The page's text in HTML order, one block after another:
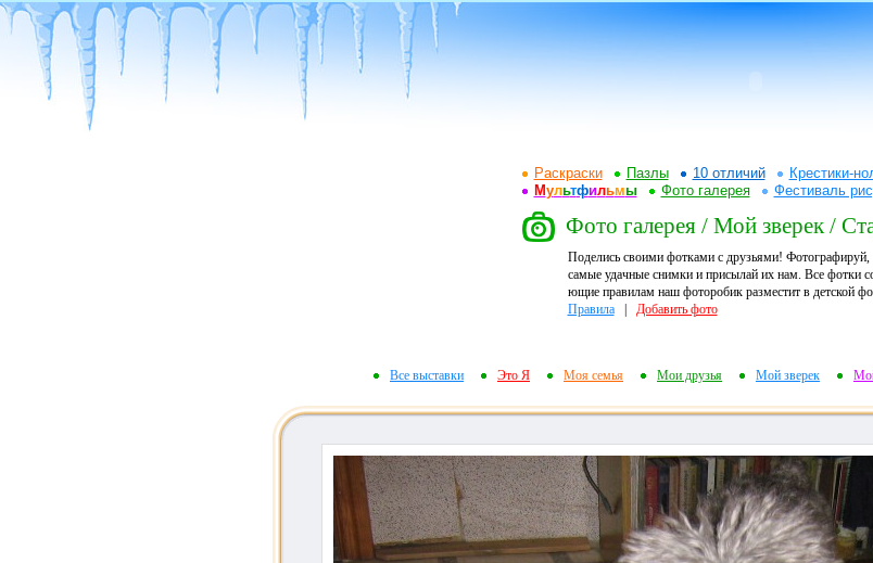
Раскраски Пазлы 10 отличий Крестики-
Мультфильмы Фото галерея Фестиваль
Фото галерея / Мой зверек /
Поделись своими фотками с друзьями! Фотографируй,
самые удачные снимки и присылай их нам. Все фотки
ющие правилам наш фоторобик разместит в детской
Правила| Добавить фото
Все выставки Это Я Моя семья Мои друзья Мой зверек